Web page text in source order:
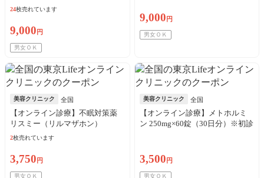
24枚売れています
9,000 円
男女ＯＫ
9,000 円
男女ＯＫ
美容クリニック 全国
【オンライン診療】不眠対策薬
リスミー（リルマザホン）
1mg（30日分）※初診料・送料込
2枚売れています
3,750 円
男女ＯＫ
美容クリニック 全国
【オンライン診療】メトホルミ
ン 250mg×60錠（30日分）※初診
3,500 円
男女ＯＫ